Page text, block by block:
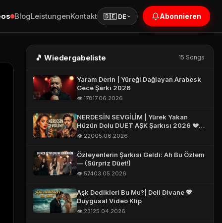
BlogLeistungenKontakt 🇩🇪 DE Abonnieren
🎵 Wiedergabeliste 15 Songs
Yaram Derin | Yüreği Dağlayan Arabesk
Gece Şarkı 2026
👁️ 17817.06.2026
NERDESİN SEVGİLİM | Yürek Yakan
Hüzün Dolu DUET AŞK Şarkısı 2026 💔
Turkish Love Song 2026 #aşk
👁️ 22005.06.2026
Özleyenlerin Şarkısı Geldi: Ah Bu Özlem
— (Sürpriz Düet!)
👁️ 57403.05.2026
Aşk Dedikleri Bu Mu?| Deli Divane 💖
Duygusal Video Klip
👁️ 23125.04.2026